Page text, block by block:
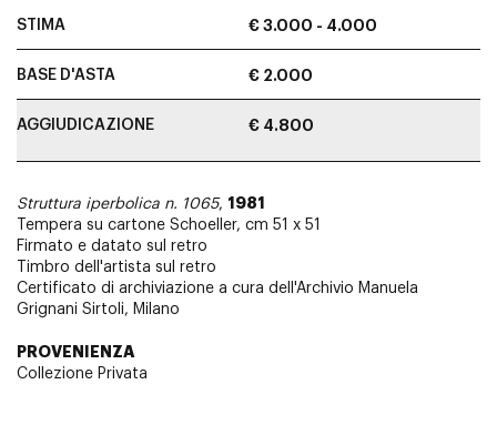
STIMA € 3.000 - 4.000
BASE D'ASTA € 2.000
AGGIUDICAZIONE € 4.800
Struttura iperbolica n. 1065, 1981
Tempera su cartone Schoeller, cm 51 x 51
Firmato e datato sul retro
Timbro dell'artista sul retro
Certificato di archiviazione a cura dell'Archivio Manuela
Grignani Sirtoli, Milano
PROVENIENZA
Collezione Privata